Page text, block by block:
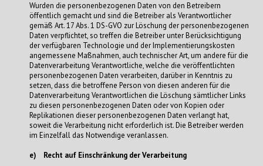
Wurden die personenbezogenen Daten von den Betreibern
öffentlich gemacht und sind die Betreiber als Verantwortlicher
gemäß Art. 17 Abs. 1 DS-GVO zur Löschung der personenbezogenen
Daten verpflichtet, so treffen die Betreiber unter Berücksichtigung
der verfügbaren Technologie und der Implementierungskosten
angemessene Maßnahmen, auch technischer Art, um andere für die
Datenverarbeitung Verantwortliche, welche die veröffentlichten
personenbezogenen Daten verarbeiten, darüber in Kenntnis zu
setzen, dass die betroffene Person von diesen anderen für die
Datenverarbeitung Verantwortlichen die Löschung sämtlicher Links
zu diesen personenbezogenen Daten oder von Kopien oder
Replikationen dieser personenbezogenen Daten verlangt hat,
soweit die Verarbeitung nicht erforderlich ist. Die Betreiber werden
im Einzelfall das Notwendige veranlassen.
e) Recht auf Einschränkung der Verarbeitung